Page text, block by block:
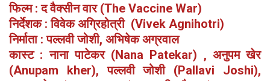
फिल्म : द वैक्सीन वार (The Vaccine War)
निर्देशक : विवेक अग्रिहोत्री (Vivek Agnihotri)
निर्माता : पल्लवी जोशी, अभिषेक अग्रवाल
कास्ट : नाना पाटेकर (Nana Patekar) , अनुपम खेर
(Anupam kher), पल्लवी जोशी (Pallavi Joshi),